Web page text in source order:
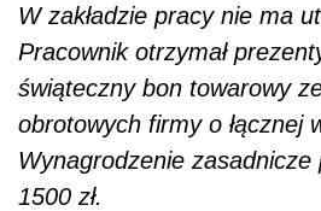
W zakładzie pracy nie ma
Pracownik otrzymał
świąteczny bon towarowy
obrotowych firmy o łącznej
Wynagrodzenie zasadnicze
1500 zł.